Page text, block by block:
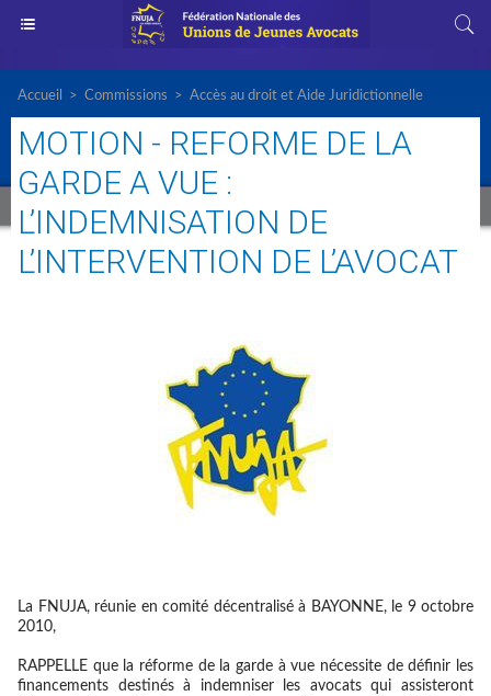
Accueil > Commissions > Accès au droit et Aide Juridictionnelle
MOTION - REFORME DE LA
GARDE A VUE :
L’INDEMNISATION DE
L’INTERVENTION DE L’AVOCAT
La FNUJA, réunie en comité décentralisé à BAYONNE, le 9 octobre
2010,
RAPPELLE que la réforme de la garde à vue nécessite de définir les
financements destinés à indemniser les avocats qui assisteront